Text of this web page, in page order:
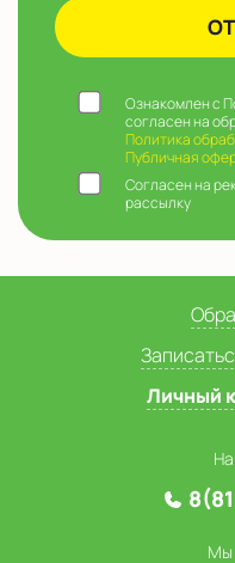
Ознакомлен с
согласен на
Политика
Публичная
Согласен на
рассылку
Личный
Мы